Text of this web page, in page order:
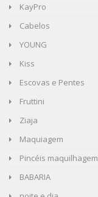
KayPro
Cabelos
YOUNG
Kiss
Escovas e Pentes
Fruttini
Ziaja
Maquiagem
Pincéis maquilhagem
BABARIA